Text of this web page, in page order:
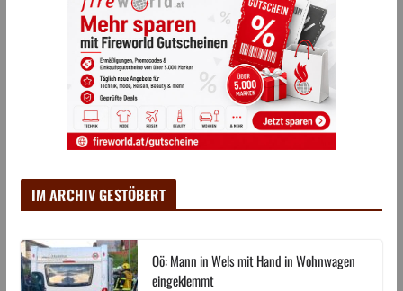
IM ARCHIV GESTÖBERT
Oö: Mann in Wels mit Hand in Wohnwagen
eingeklemmt